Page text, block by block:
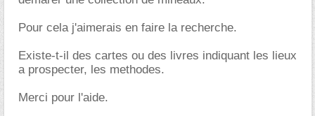
Pour cela j'aimerais en faire la recherche.
Existe-t-il des cartes ou des livres indiquant les lieux
a prospecter, les methodes.
Merci pour l'aide.